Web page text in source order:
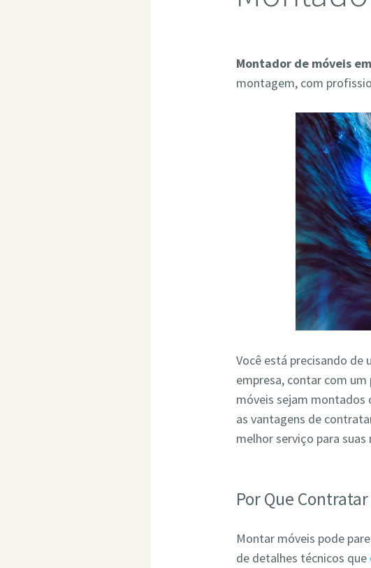
Montador de móveis
montagem, com
Você está precisando de
empresa, contar com
móveis sejam montados
as vantagens de
melhor serviço para suas
Por Que
Montar móveis pode
de detalhes técnicos que